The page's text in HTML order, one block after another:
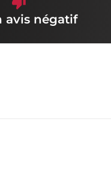
avis négatif